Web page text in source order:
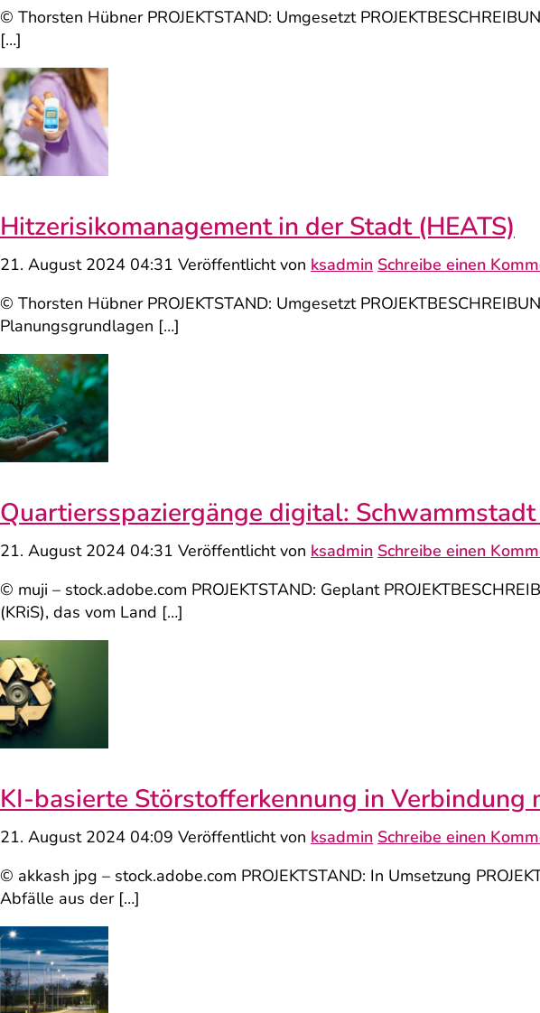
© Thorsten Hübner PROJEKTSTAND: Umgesetzt
[…]
Hitzerisiko­management in der Stadt (HEATS)
21. August 2024 04:31 Veröffentlicht von ksadmin Schreibe einen
© Thorsten Hübner PROJEKTSTAND: Umgesetzt
Planungsgrundlagen […]
Quartiersspaziergänge digital:
21. August 2024 04:31 Veröffentlicht von ksadmin Schreibe einen
© muji – stock.adobe.com PROJEKTSTAND: Geplant
(KRiS), das vom Land […]
KI-basierte Störstoff­erkennung in Verbindung
21. August 2024 04:09 Veröffentlicht von ksadmin Schreibe einen
© akkash jpg – stock.adobe.com PROJEKTSTAND: In Umsetzung
Abfälle aus der […]